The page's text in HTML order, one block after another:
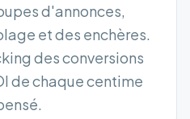
d'annonces,
et des enchères.
des conversions
de chaque centime